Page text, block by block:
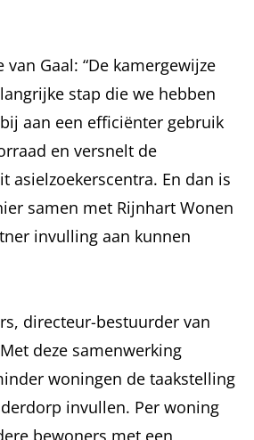
Gaal: “De kamergewijze
stap die we hebben
aan een efficiënter gebruik
en versnelt de
asielzoekerscentra. En dan is
samen met Rijnhart Wonen
invulling aan kunnen
directeur-bestuurder van
deze samenwerking
woningen de taakstelling
invullen. Per woning
bewoners met een